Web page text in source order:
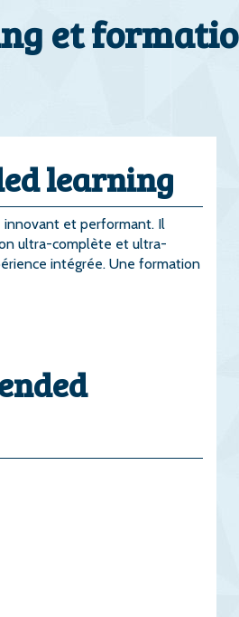
et
learning
et performant. Il
ultra-complète et ultra-
intégrée. Une formation